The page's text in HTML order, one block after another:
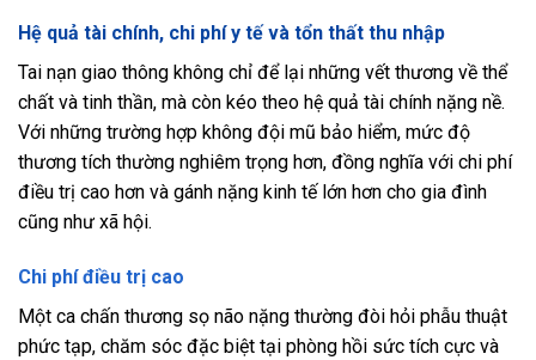
Hệ quả tài chính, chi phí y tế và tổn thất thu nhập
Tai nạn giao thông không chỉ để lại những vết thương về thể
chất và tinh thần, mà còn kéo theo hệ quả tài chính nặng nề.
Với những trường hợp không đội mũ bảo hiểm, mức độ
thương tích thường nghiêm trọng hơn, đồng nghĩa với chi phí
điều trị cao hơn và gánh nặng kinh tế lớn hơn cho gia đình
cũng như xã hội.
Chi phí điều trị cao
Một ca chấn thương sọ não nặng thường đòi hỏi phẫu thuật
phức tạp, chăm sóc đặc biệt tại phòng hồi sức tích cực và